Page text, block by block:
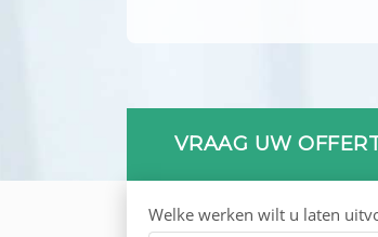
VRAAG UW
Welke werken wilt u laten